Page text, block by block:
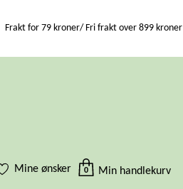
Frakt for 79 kroner/ Fri frakt over 899 kroner
Mine ønsker 0 Min handlekurv